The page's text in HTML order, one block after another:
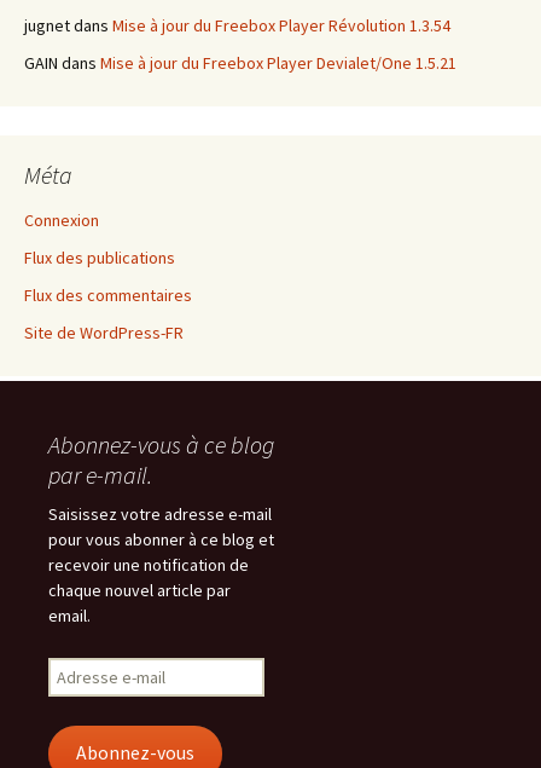
jugnetdans Mise à jour du Freebox Player Révolution 1.3.54
GAIN dans Mise à jour du Freebox Player Devialet/One 1.5.21
Méta
Connexion
Flux des publications
Flux des commentaires
Site de WordPress-FR
Abonnez-vous à ce blog
par e-mail.
Saisissez votre adresse e-mail
pour vous abonner à ce blog et
recevoir une notification de
chaque nouvel article par
email.
Adresse
e-
Abonnez-vous